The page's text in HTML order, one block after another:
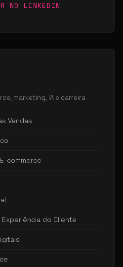
NO LINKEDIN
marketing, IA e carreira
Vendas
commerce
do Cliente